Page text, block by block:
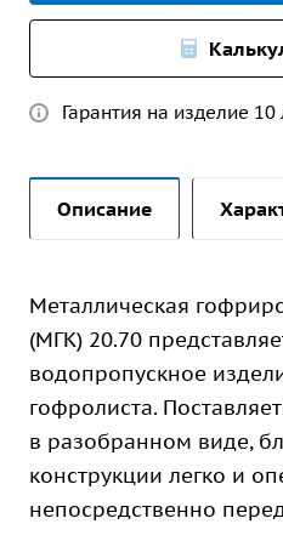
Гарантия на изделие 10
Описание
Металлическая
(МГК) 20.70
водопропускное
гофролиста.
в разобранном виде,
конструкции легко и
непосредственно